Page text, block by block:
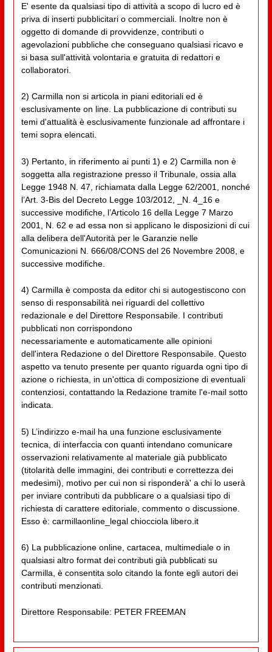
E' esente da qualsiasi tipo di attività a scopo di lucro ed è
priva di inserti pubblicitari o commerciali. Inoltre non è
oggetto di domande di provvidenze, contributi o
agevolazioni pubbliche che conseguano qualsiasi ricavo e
si basa sull'attività volontaria e gratuita di redattori e
collaboratori.
2) Carmilla non si articola in piani editoriali ed è
esclusivamente on line. La pubblicazione di contributi su
temi d'attualità è esclusivamente funzionale ad affrontare i
temi sopra elencati.
3) Pertanto, in riferimento ai punti 1) e 2) Carmilla non è
soggetta alla registrazione presso il Tribunale, ossia alla
Legge 1948 N. 47, richiamata dalla Legge 62/2001, nonché
l’Art. 3-Bis del Decreto Legge 103/2012, _N. 4_16 e
successive modifiche, l’Articolo 16 della Legge 7 Marzo
2001, N. 62 e ad essa non si applicano le disposizioni di cui
alla delibera dell'Autorità per le Garanzie nelle
Comunicazioni N. 666/08/CONS del 26 Novembre 2008, e
successive modifiche.
4) Carmilla è composta da editor chi si autogestiscono con
senso di responsabilità nei riguardi del collettivo
redazionale e del Direttore Responsabile. I contributi
pubblicati non corrispondono
necessariamente e automaticamente alle opinioni
dell'intera Redazione o del Direttore Responsabile. Questo
aspetto va tenuto presente per quanto riguarda ogni tipo di
azione o richiesta, in un'ottica di composizione di eventuali
contenziosi, contattando la Redazione tramite l'e-mail sotto
indicata.
5) L’indirizzo e-mail ha una funzione esclusivamente
tecnica, di interfaccia con quanti intendano comunicare
osservazioni relativamente al materiale già pubblicato
(titolarità delle immagini, dei contributi e correttezza dei
medesimi), motivo per cui non si risponderà' a chi lo userà
per inviare contributi da pubblicare o a qualsiasi tipo di
richiesta di carattere editoriale, commento o discussione.
Esso è: carmillaonline_legal chiocciola libero.it
6) La pubblicazione online, cartacea, multimediale o in
qualsiasi altro format dei contributi già pubblicati su
Carmilla, è consentita solo citando la fonte egli autori dei
contributi menzionati.
Direttore Responsabile: PETER FREEMAN